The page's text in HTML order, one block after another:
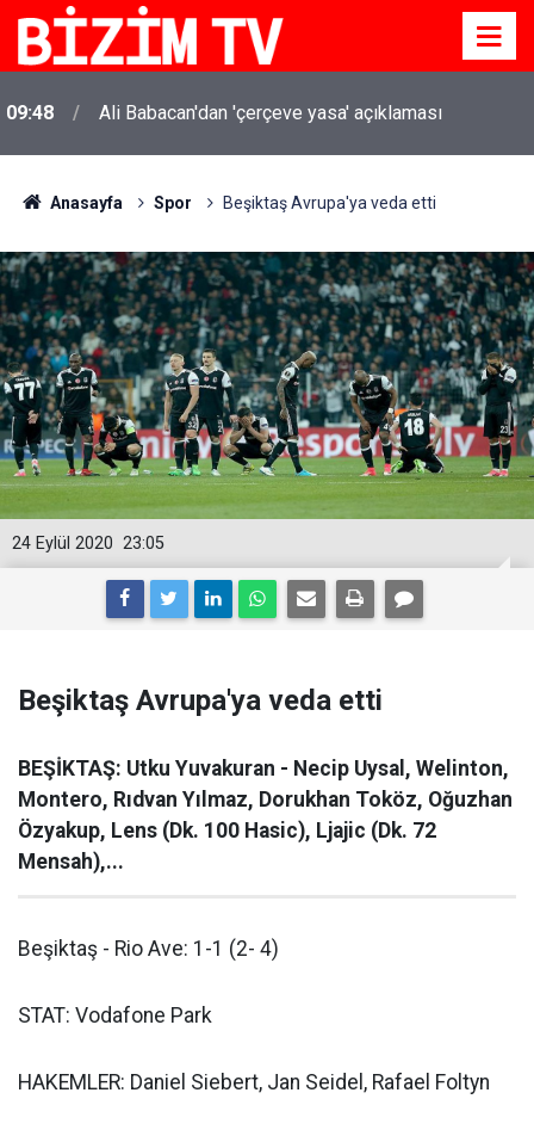
09:48 Ali Babacan'dan 'çerçeve yasa' açıklaması
09:44
İşte son durum
Anasayfa Spor Beşiktaş Avrupa'ya veda etti
23:05
24 Eylül 2020
Beşiktaş Avrupa'ya veda etti
BEŞİKTAŞ: Utku Yuvakuran - Necip Uysal, Welinton,
Montero, Rıdvan Yılmaz, Dorukhan Toköz, Oğuzhan
Özyakup, Lens (Dk. 100 Hasic), Ljajic (Dk. 72
Mensah),...
Beşiktaş - Rio Ave: 1-1 (2- 4)
STAT: Vodafone Park
HAKEMLER: Daniel Siebert, Jan Seidel, Rafael Foltyn